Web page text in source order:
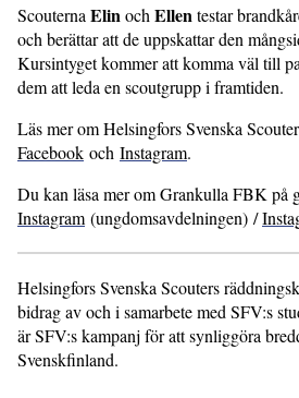
Scouterna Elin och Ellen testar
och berättar att de uppskattar den
Kursintyget kommer att komma väl till
dem att leda en scoutgrupp i framtiden.
Läs mer om Helsingfors Svenska
Facebook och Instagram.
Du kan läsa mer om Grankulla FBK på
Instagram (ungdomsavdelningen) /
Helsingfors Svenska Scouters
bidrag av och i samarbete med SFV:s
är SFV:s kampanj för att synliggöra
Svenskfinland.